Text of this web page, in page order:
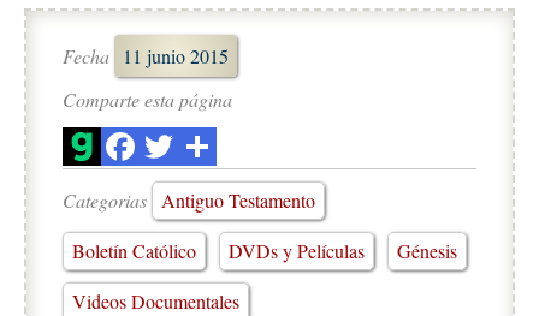
Fecha
11 junio 2015
Comparte esta página
Categorias
Antiguo Testamento
Boletín Católico
DVDs y Películas
Génesis
Videos Documentales